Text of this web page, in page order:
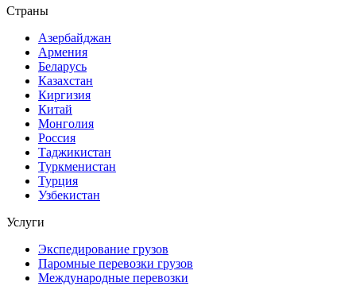
Страны
Азербайджан
Армения
Беларусь
Казахстан
Киргизия
Китай
Монголия
Россия
Таджикистан
Туркменистан
Турция
Узбекистан
Услуги
Экспедирование грузов
Паромные перевозки грузов
Международные перевозки